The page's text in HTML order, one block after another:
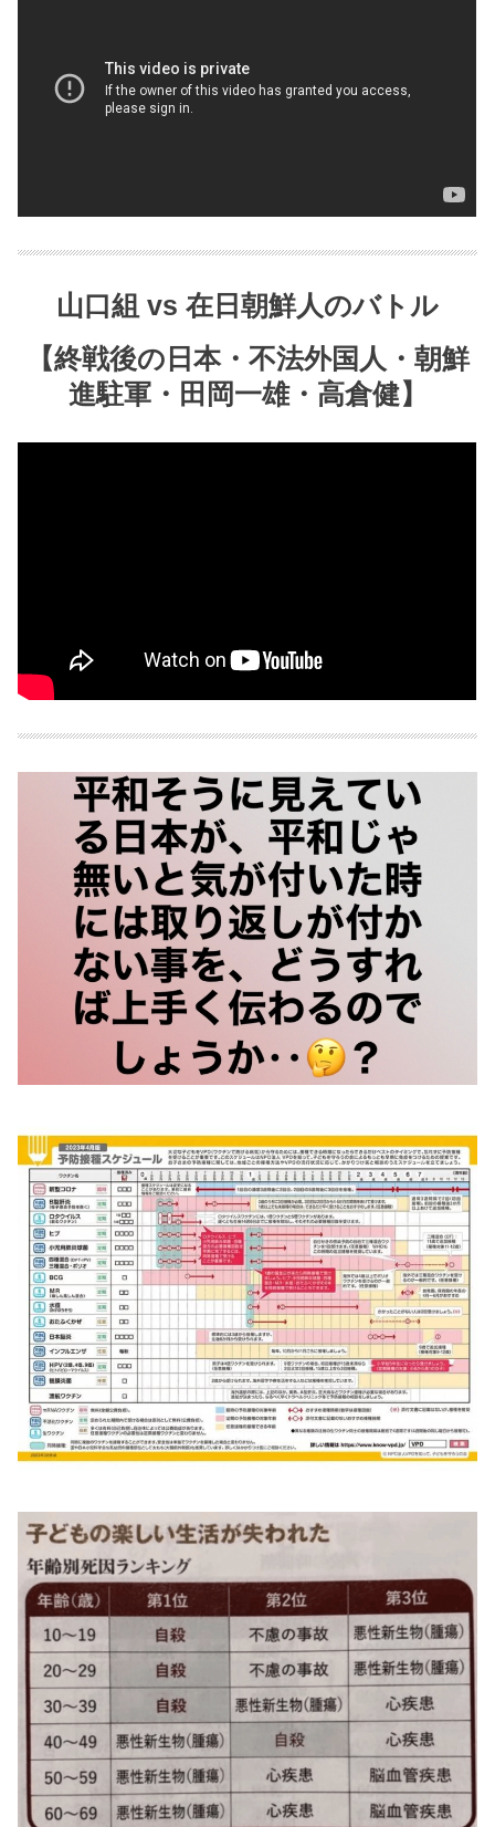
山口組 vs 在日朝鮮人のバトル
【終戦後の日本・不法外国人・朝鮮
進駐軍・田岡一雄・高倉健】